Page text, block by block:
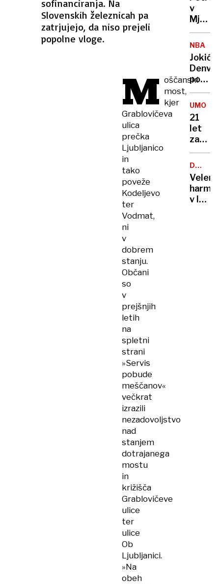
sofinanciranja. Na
Slovenskih železnicah pa
zatrjujejo, da niso prejeli
popolne vloge.
M oščanski
most,
kjer
Grablovičeva
ulica
prečka
Ljubljanico
in
tako
poveže
Kodeljevo
ter
Vodmat,
ni
v
dobrem
stanju.
Občani
so
v
prejšnjih
letih
na
spletni
strani
»Servis
pobude
meščanov«
večkrat
izrazili
nezadovoljstvo
nad
stanjem
dotrajanega
mostu
in
križišča
Grablovičeve
ulice
ter
ulice
Ob
Ljubljanici.
»Na
obeh
IQ in
kje
smo
v
že
več
kot
1000
žrtev
NBA
Jokić
Denver
do
nove
zmage
UMOR
21
let
Bančni
s
pasom
zadavil
ženo
v lov